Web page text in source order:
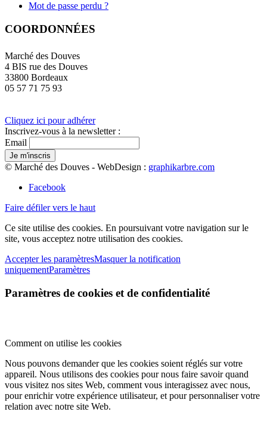
Mot de passe perdu ?
COORDONNÉES
Marché des Douves
4 BIS rue des Douves
33800 Bordeaux
05 57 71 75 93
Cliquez ici pour adhérer
Inscrivez-vous à la newsletter :
Email
© Marché des Douves - WebDesign : graphikarbre.com
Facebook
Faire défiler vers le haut
Ce site utilise des cookies. En poursuivant votre navigation sur le
site, vous acceptez notre utilisation des cookies.
Accepter les paramètresMasquer la notification
uniquementParamètres
Paramètres de cookies et de confidentialité
Comment on utilise les cookies
Nous pouvons demander que les cookies soient réglés sur votre
appareil. Nous utilisons des cookies pour nous faire savoir quand
vous visitez nos sites Web, comment vous interagissez avec nous,
pour enrichir votre expérience utilisateur, et pour personnaliser votre
relation avec notre site Web.